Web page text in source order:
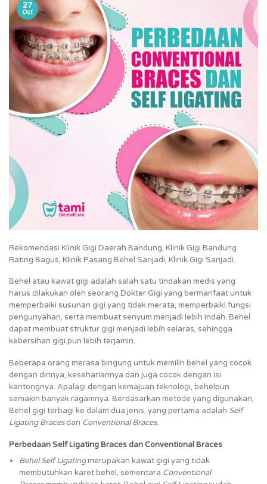
27
Oct
Rekomendasi Klinik Gigi Daerah Bandung, Klinik Gigi Bandung
Rating Bagus, Klinik Pasang Behel Sarijadi, Klinik Gigi Sarijadi.
Behel atau kawat gigi adalah salah satu tindakan medis yang
harus dilakukan oleh seorang Dokter Gigi yang bermanfaat untuk
memperbaiki susunan gigi yang tidak merata, memperbaiki fungsi
pengunyahan, serta membuat senyum menjadi lebih indah. Behel
dapat membuat struktur gigi menjadi lebih selaras, sehingga
kebersihan gigi pun lebih terjamin.
Beberapa orang merasa bingung untuk memilih behel yang cocok
dengan dirinya, kesehariannya dan juga cocok dengan isi
kantongnya. Apalagi dengan kemajuan teknologi, behelpun
semakin banyak ragamnya. Berdasarkan metode yang digunakan,
Behel gigi terbagi ke dalam dua jenis, yang pertama adalah Self
Ligating Bracesdan Conventional Braces.
Perbedaan Self Ligating Braces dan Conventional Braces
Behel Self Ligatingmerupakan kawat gigi yang tidak
membutuhkan karet behel, sementara Conventional